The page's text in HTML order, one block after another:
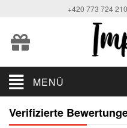
+420 773 724 210
MENÜ
Verifizierte